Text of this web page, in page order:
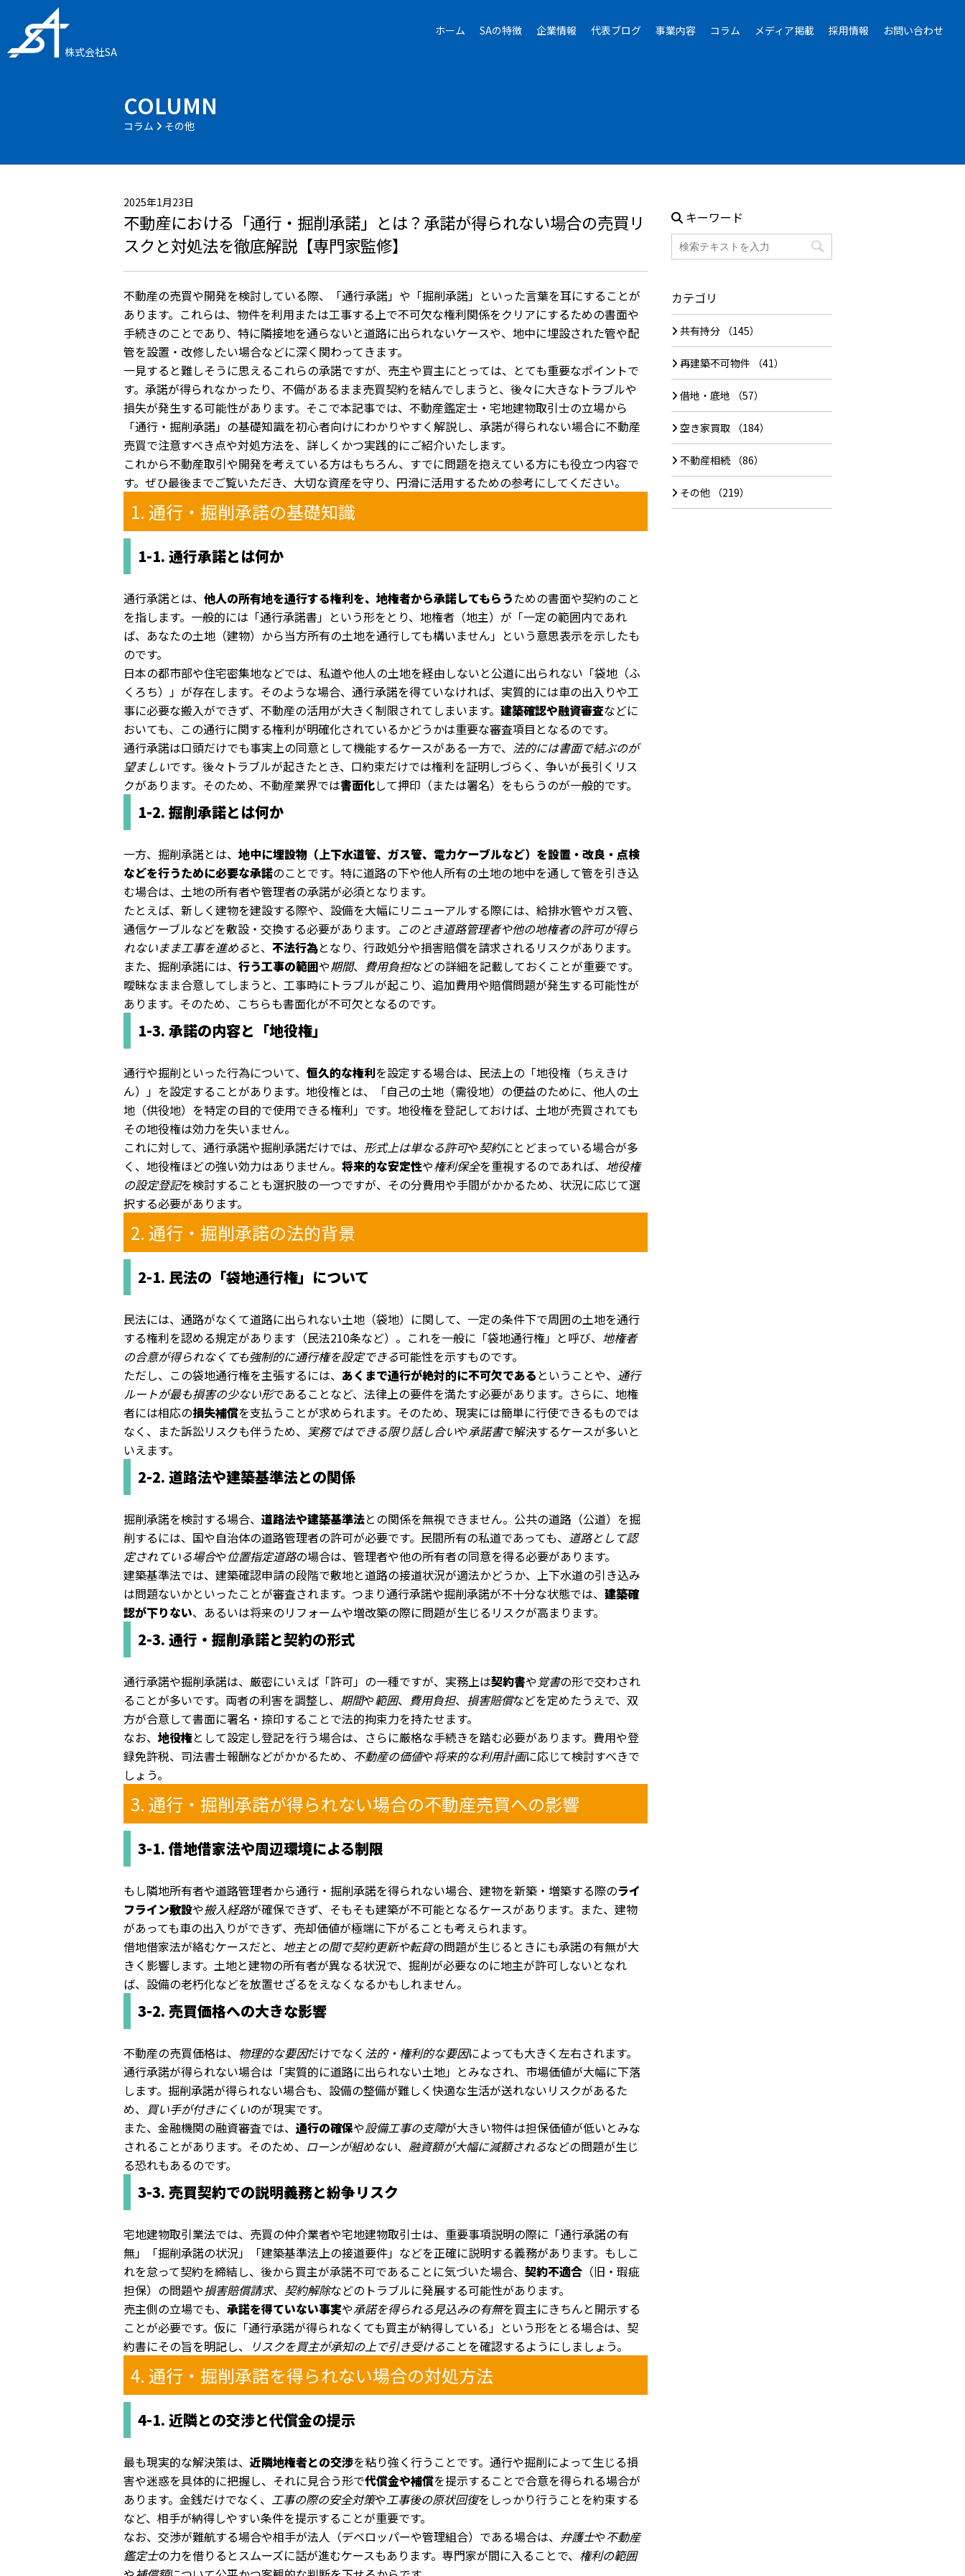
株式会社SA
ホーム SAの特徴 企業情報 代表ブログ 事業内容 コラム メディア掲載 採用情報 お問い合わせ
COLUMN
コラム その他
2025年1月23日
不動産における「通行・掘削承諾」とは？承諾が得られない場合の売買リ
スクと対処法を徹底解説【専門家監修】
不動産の売買や開発を検討している際、「通行承諾」や「掘削承諾」といった言葉を耳にすることが
あります。これらは、物件を利用または工事する上で不可欠な権利関係をクリアにするための書面や
手続きのことであり、特に隣接地を通らないと道路に出られないケースや、地中に埋設された管や配
管を設置・改修したい場合などに深く関わってきます。
一見すると難しそうに思えるこれらの承諾ですが、売主や買主にとっては、とても重要なポイントで
す。承諾が得られなかったり、不備があるまま売買契約を結んでしまうと、後々に大きなトラブルや
損失が発生する可能性があります。そこで本記事では、不動産鑑定士・宅地建物取引士の立場から
「通行・掘削承諾」の基礎知識を初心者向けにわかりやすく解説し、承諾が得られない場合に不動産
売買で注意すべき点や対処方法を、詳しくかつ実践的にご紹介いたします。
これから不動産取引や開発を考えている方はもちろん、すでに問題を抱えている方にも役立つ内容で
す。ぜひ最後までご覧いただき、大切な資産を守り、円滑に活用するための参考にしてください。
1. 通行・掘削承諾の基礎知識
1-1. 通行承諾とは何か
通行承諾とは、 他人の所有地を通行する権利を、地権者から承諾してもらうための書面や契約のこと
を指します。一般的には「通行承諾書」という形をとり、地権者（地主）が「一定の範囲内であれ
ば、あなたの土地（建物）から当方所有の土地を通行しても構いません」という意思表示を示したも
のです。
日本の都市部や住宅密集地などでは、私道や他人の土地を経由しないと公道に出られない「袋地（ふ
くろち）」が存在します。そのような場合、通行承諾を得ていなければ、実質的には車の出入りや工
事に必要な搬入ができず、不動産の活用が大きく制限されてしまいます。 建築確認や融資審査などに
おいても、この通行に関する権利が明確化されているかどうかは重要な審査項目となるのです。
通行承諾は口頭だけでも事実上の同意として機能するケースがある一方で、 法的には書面で結ぶのが
望ましいです。後々トラブルが起きたとき、口約束だけでは権利を証明しづらく、争いが長引くリス
クがあります。そのため、不動産業界では書面化して押印（または署名）をもらうのが一般的です。
1-2. 掘削承諾とは何か
一方、掘削承諾とは、 地中に埋設物（上下水道管、ガス管、電力ケーブルなど）を設置・改良・点検
などを行うために必要な承諾のことです。特に道路の下や他人所有の土地の地中を通して管を引き込
む場合は、土地の所有者や管理者の承諾が必須となります。
たとえば、新しく建物を建設する際や、設備を大幅にリニューアルする際には、給排水管やガス管、
通信ケーブルなどを敷設・交換する必要があります。 このとき道路管理者や他の地権者の許可が得ら
れないまま工事を進めると、 不法行為となり、行政処分や損害賠償を請求されるリスクがあります。
また、掘削承諾には、 行う工事の範囲や期間、 費用負担などの詳細を記載しておくことが重要です。
曖昧なまま合意してしまうと、工事時にトラブルが起こり、追加費用や賠償問題が発生する可能性が
あります。そのため、こちらも書面化が不可欠となるのです。
1-3. 承諾の内容と「地役権」
通行や掘削といった行為について、 恒久的な権利を設定する場合は、民法上の「地役権（ちえきけ
ん）」を設定することがあります。地役権とは、「自己の土地（需役地）の便益のために、他人の土
地（供役地）を特定の目的で使用できる権利」です。地役権を登記しておけば、土地が売買されても
その地役権は効力を失いません。
これに対して、通行承諾や掘削承諾だけでは、 形式上は単なる許可や契約にとどまっている場合が多
く、地役権ほどの強い効力はありません。 将来的な安定性や権利保全を重視するのであれば、 地役権
の設定登記を検討することも選択肢の一つですが、その分費用や手間がかかるため、状況に応じて選
択する必要があります。
2. 通行・掘削承諾の法的背景
2-1. 民法の「袋地通行権」について
民法には、通路がなくて道路に出られない土地（袋地）に関して、一定の条件下で周囲の土地を通行
する権利を認める規定があります（民法210条など）。これを一般に「袋地通行権」と呼び、 地権者
の合意が得られなくても強制的に通行権を設定できる可能性を示すものです。
ただし、この袋地通行権を主張するには、 あくまで通行が絶対的に不可欠である ということや、 通行
ルートが最も損害の少ない形であることなど、法律上の要件を満たす必要があります。さらに、地権
者には相応の損失補償を支払うことが求められます。そのため、現実には簡単に行使できるものでは
なく、また訴訟リスクも伴うため、 実務ではできる限り話し合いや承諾書で解決するケースが多いと
いえます。
2-2. 道路法や建築基準法との関係
掘削承諾を検討する場合、 道路法や建築基準法との関係を無視できません。公共の道路（公道）を掘
削するには、国や自治体の道路管理者の許可が必要です。民間所有の私道であっても、 道路として認
定されている場合や位置指定道路の場合は、管理者や他の所有者の同意を得る必要があります。
建築基準法では、建築確認申請の段階で敷地と道路の接道状況が適法かどうか、上下水道の引き込み
は問題ないかといったことが審査されます。つまり通行承諾や掘削承諾が不十分な状態では、 建築確
認が下りない、あるいは将来のリフォームや増改築の際に問題が生じるリスクが高まります。
2-3. 通行・掘削承諾と契約の形式
通行承諾や掘削承諾は、厳密にいえば「許可」の一種ですが、実務上は契約書や覚書の形で交わされ
ることが多いです。両者の利害を調整し、 期間や範囲、 費用負担、 損害賠償などを定めたうえで、双
方が合意して書面に署名・捺印することで法的拘束力を持たせます。
なお、 地役権として設定し登記を行う場合は、さらに厳格な手続きを踏む必要があります。費用や登
録免許税、司法書士報酬などがかかるため、 不動産の価値や将来的な利用計画に応じて検討すべきで
しょう。
3. 通行・掘削承諾が得られない場合の不動産売買への影響
3-1. 借地借家法や周辺環境による制限
もし隣地所有者や道路管理者から通行・掘削承諾を得られない場合、建物を新築・増築する際のライ
フライン敷設や搬入経路が確保できず、そもそも建築が不可能となるケースがあります。また、建物
があっても車の出入りができず、売却価値が極端に下がることも考えられます。
借地借家法が絡むケースだと、 地主との間で契約更新や転貸の問題が生じるときにも承諾の有無が大
きく影響します。土地と建物の所有者が異なる状況で、掘削が必要なのに地主が許可しないとなれ
ば、設備の老朽化などを放置せざるをえなくなるかもしれません。
3-2. 売買価格への大きな影響
不動産の売買価格は、 物理的な要因だけでなく 法的・権利的な要因によっても大きく左右されます。
通行承諾が得られない場合は「実質的に道路に出られない土地」とみなされ、市場価値が大幅に下落
します。掘削承諾が得られない場合も、設備の整備が難しく快適な生活が送れないリスクがあるた
め、 買い手が付きにくいのが現実です。
また、金融機関の融資審査では、 通行の確保や設備工事の支障が大きい物件は担保価値が低いとみな
されることがあります。そのため、 ローンが組めない、 融資額が大幅に減額されるなどの問題が生じ
る恐れもあるのです。
3-3. 売買契約での説明義務と紛争リスク
宅地建物取引業法では、売買の仲介業者や宅地建物取引士は、重要事項説明の際に「通行承諾の有
無」「掘削承諾の状況」「建築基準法上の接道要件」などを正確に説明する義務があります。もしこ
れを怠って契約を締結し、後から買主が承諾不可であることに気づいた場合、 契約不適合 （旧・瑕疵
担保）の問題や損害賠償請求、 契約解除などのトラブルに発展する可能性があります。
売主側の立場でも、 承諾を得ていない事実や承諾を得られる見込みの有無を買主にきちんと開示する
ことが必要です。仮に「通行承諾が得られなくても買主が納得している」という形をとる場合は、契
約書にその旨を明記し、 リスクを買主が承知の上で引き受けることを確認するようにしましょう。
4. 通行・掘削承諾を得られない場合の対処方法
4-1. 近隣との交渉と代償金の提示
最も現実的な解決策は、 近隣地権者との交渉を粘り強く行うことです。通行や掘削によって生じる損
害や迷惑を具体的に把握し、それに見合う形で代償金や補償を提示することで合意を得られる場合が
あります。金銭だけでなく、 工事の際の安全対策や工事後の原状回復をしっかり行うことを約束する
など、相手が納得しやすい条件を提示することが重要です。
なお、交渉が難航する場合や相手が法人（デベロッパーや管理組合）である場合は、 弁護士や不動産
鑑定士の力を借りるとスムーズに話が進むケースもあります。専門家が間に入ることで、 権利の範囲
キーワード
カテゴリ
共有持分 （145）
再建築不可物件 （41）
借地・底地 （57）
空き家買取 （184）
不動産相続（86）
その他 （219）